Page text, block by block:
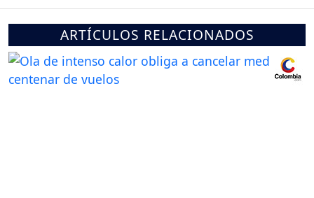
ARTÍCULOS RELACIONADOS